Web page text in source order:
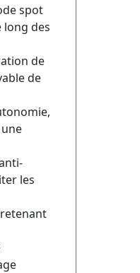
spot
long des
de
de
les